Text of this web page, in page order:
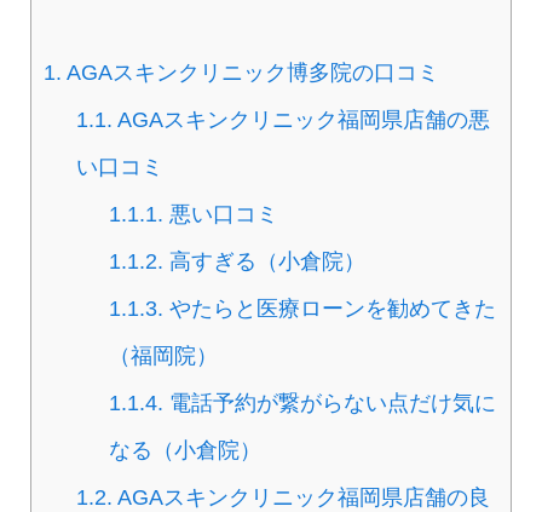
1. AGAスキンクリニック博多院の口コミ
1.1. AGAスキンクリニック福岡県店舗の悪
い口コミ
1.1.1. 悪い口コミ
1.1.2. 高すぎる（小倉院）
1.1.3. やたらと医療ローンを勧めてきた
（福岡院）
1.1.4. 電話予約が繋がらない点だけ気に
なる（小倉院）
1.2. AGAスキンクリニック福岡県店舗の良